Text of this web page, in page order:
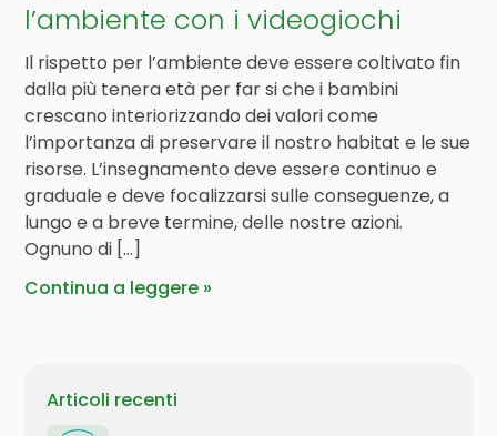
l’ambiente con i videogiochi
Il rispetto per l’ambiente deve essere coltivato fin
dalla più tenera età per far si che i bambini
crescano interiorizzando dei valori come
l’importanza di preservare il nostro habitat e le sue
risorse. L’insegnamento deve essere continuo e
graduale e deve focalizzarsi sulle conseguenze, a
lungo e a breve termine, delle nostre azioni.
Ognuno di […]
Continua a leggere
Articoli recenti